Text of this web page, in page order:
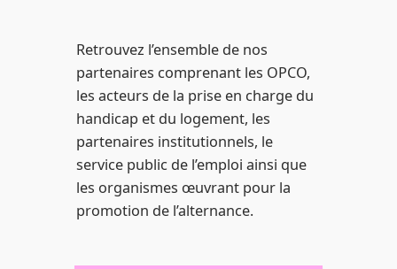
Retrouvez l’ensemble de nos
partenaires comprenant les OPCO,
les acteurs de la prise en charge du
handicap et du logement, les
partenaires institutionnels, le
service public de l’emploi ainsi que
les organismes œuvrant pour la
promotion de l’alternance.